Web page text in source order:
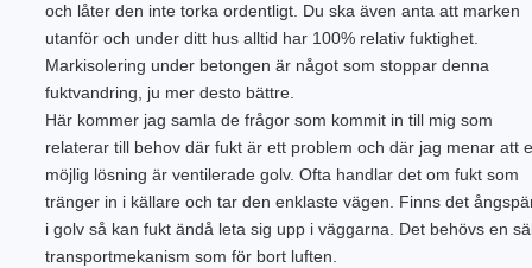
och låter den inte torka ordentligt. Du ska även anta att marken
utanför och under ditt hus alltid har 100% relativ fuktighet.
Markisolering under betongen är något som stoppar denna
fuktvandring, ju mer desto bättre.
Här kommer jag samla de frågor som kommit in till mig som
relaterar till behov där fukt är ett problem och där jag menar att
möjlig lösning är ventilerade golv. Ofta handlar det om fukt som
tränger in i källare och tar den enklaste vägen. Finns det
i golv så kan fukt ändå leta sig upp i väggarna. Det behövs en
transportmekanism som för bort luften.